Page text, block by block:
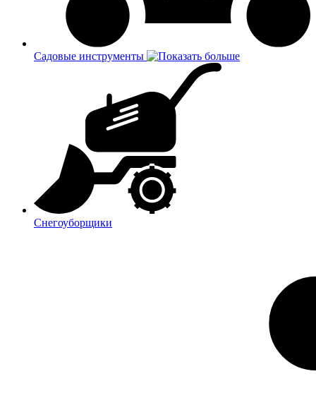
Садовые инструменты
Снегоуборщики